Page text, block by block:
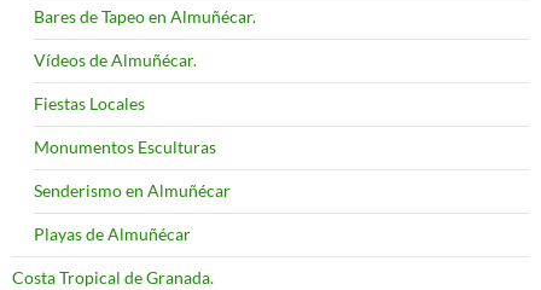
Bares de Tapeo en Almuñécar.
Vídeos de Almuñécar.
Fiestas Locales
Monumentos Esculturas
Senderismo en Almuñécar
Playas de Almuñécar
Costa Tropical de Granada.